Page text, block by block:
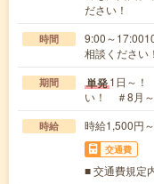
ださい！
時間
9:00～
相談ください！
期間 単発1日～！
い！ ＃8月
時給 時給1,500円
交通費
■ 交通費規定